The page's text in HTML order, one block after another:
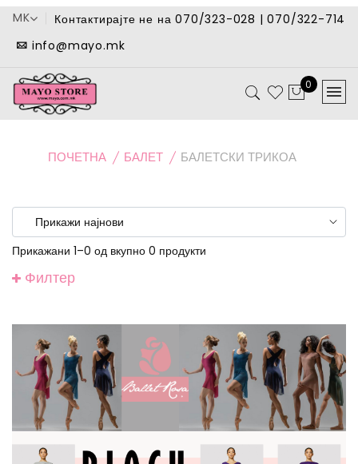
MK
Контактирајте не на 070/323-028 | 070/322-714
info@mayo.mk
0
ПОЧЕТНА БАЛЕТ БАЛЕТСКИ ТРИКОА
Прикажани 1–0 од вкупно 0 продукти
Филтер